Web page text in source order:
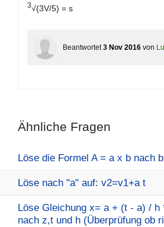
3√(3V/5) = s
Beantwortet 3 Nov 2016 von Lu
Ähnliche Fragen
Löse die Formel A = a x b nach
Löse nach "a" auf: v2=v1+a t
Löse Gleichung x= a + (t - a) / h
nach z,t und h (Überprüfung ob